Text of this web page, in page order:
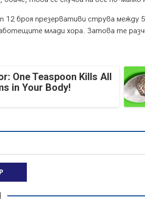
12 броя презервативи струва между
млади хора. Затова те
One Teaspoon Kills All
in Your Body!